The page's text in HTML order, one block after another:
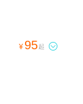
¥ 95起 